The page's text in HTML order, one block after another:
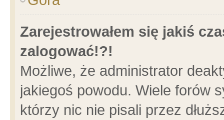
Zarejestrowałem się jakiś
zalogować!?!
Możliwe, że administrator
jakiegoś powodu. Wiele forów
którzy nic nie pisali przez